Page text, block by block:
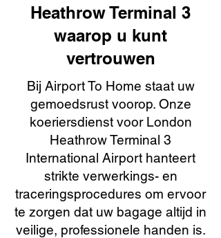
Heathrow Terminal 3
waarop u kunt
vertrouwen
Bij Airport To Home staat uw
gemoedsrust voorop. Onze
koeriersdienst voor London
Heathrow Terminal 3
International Airport hanteert
strikte verwerkings- en
traceringsprocedures om ervoor
te zorgen dat uw bagage altijd in
veilige, professionele handen is.